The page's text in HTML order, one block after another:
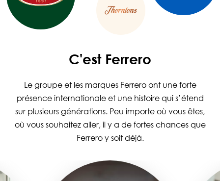
C'est Ferrero
Le groupe et les marques Ferrero ont une forte
présence internationale et une histoire qui s’étend
sur plusieurs générations. Peu importe où vous êtes,
où vous souhaitez aller, il y a de fortes chances que
Ferrero y soit déjà.